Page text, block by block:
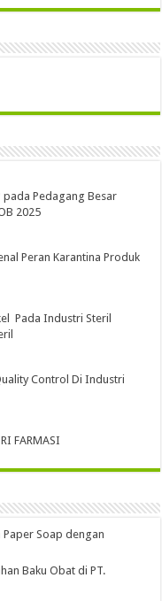
pada Pedagang Besar
2025
Peran Karantina Produk
Pada Industri Steril
Control Di Industri
FARMASI
Soap dengan
Baku Obat di PT.